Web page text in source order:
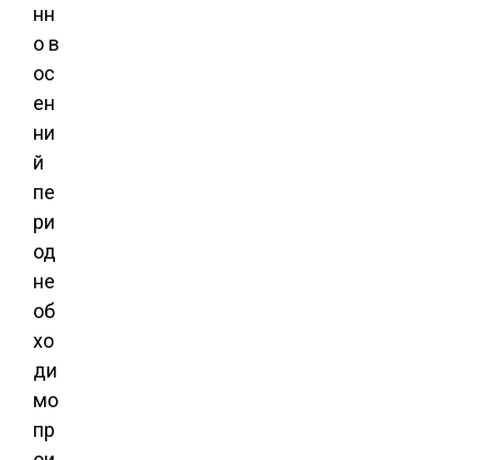
нн
о в
ос
ен
ни
й
пе
ри
од
не
об
хо
ди
мо
пр